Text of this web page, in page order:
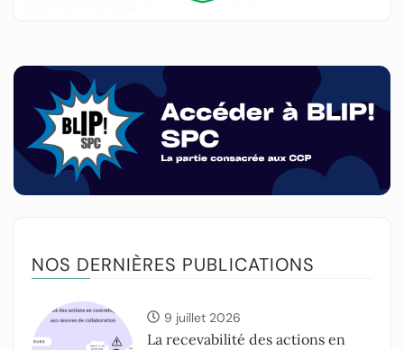
NOS DERNIÈRES PUBLICATIONS
9 juillet 2026
La recevabilité des actions en